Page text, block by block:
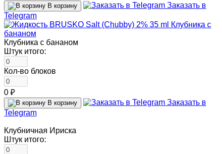
В корзину
Заказать в
Telegram
Клубника с бананом
Штук итого:
Кол-во блоков
0 ₽
В корзину
Заказать в
Telegram
Клубничная Ириска
Штук итого: